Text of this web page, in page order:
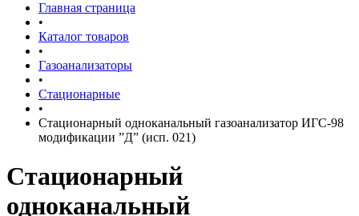
Главная страница
•
Каталог товаров
•
Газоанализаторы
•
Стационарные
•
Стационарный одноканальный газоанализатор ИГС-98
модификации ”Д” (исп. 021)
Стационарный
одноканальный